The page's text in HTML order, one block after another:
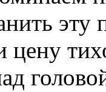
эту
цену